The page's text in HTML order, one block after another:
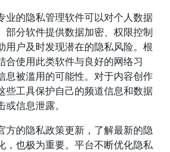
业的隐私管理软件可以对个人数据
部分软件提供数据加密、权限控制
用户及时发现潜在的隐私风险。根
合使用此类软件与良好的网络习
息被滥用的可能性。对于内容创作
些工具保护自己的频道信息和数据
信息泄露。
方的隐私政策更新，了解最新的隐
，也极为重要。平台不断优化隐私